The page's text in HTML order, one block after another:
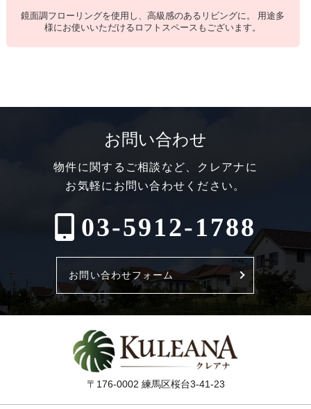
鏡面調フローリングを使用し、高級感のあるリビングに。 用途多
様にお使いいただけるロフトスペースもございます。
お問い合わせ
物件に関するご相談など、クレアナに
お気軽にお問い合わせください。
03-5912-1788
お問い合わせフォーム
〒176-0002 練馬区桜台3-41-23